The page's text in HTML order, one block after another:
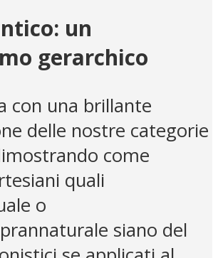
un
gerarchico
con una brillante
delle nostre categorie
come
quali
o
siano del